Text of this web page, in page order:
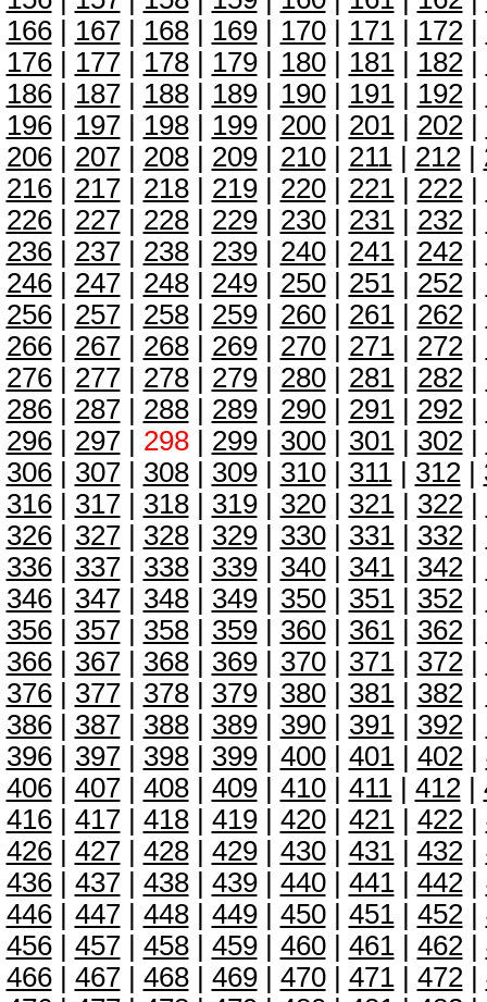
166| 167| 168| 169| 170| 171| 172|
176| 177| 178| 179| 180| 181| 182|
186| 187| 188| 189| 190| 191| 192|
196| 197| 198| 199| 200| 201| 202|
206| 207| 208| 209| 210| 211| 212|
216| 217| 218| 219| 220| 221| 222|
226| 227| 228| 229| 230| 231| 232|
236| 237| 238| 239| 240| 241| 242|
246| 247| 248| 249| 250| 251| 252|
256| 257| 258| 259| 260| 261| 262|
266| 267| 268| 269| 270| 271| 272|
276| 277| 278| 279| 280| 281| 282|
286| 287| 288| 289| 290| 291| 292|
296| 297| 298| 299| 300| 301| 302|
306| 307| 308| 309| 310| 311| 312|
316| 317| 318| 319| 320| 321| 322|
326| 327| 328| 329| 330| 331| 332|
336| 337| 338| 339| 340| 341| 342|
346| 347| 348| 349| 350| 351| 352|
356| 357| 358| 359| 360| 361| 362|
366| 367| 368| 369| 370| 371| 372|
376| 377| 378| 379| 380| 381| 382|
386| 387| 388| 389| 390| 391| 392|
396| 397| 398| 399| 400| 401| 402|
406| 407| 408| 409| 410| 411| 412|
416| 417| 418| 419| 420| 421| 422|
426| 427| 428| 429| 430| 431| 432|
436| 437| 438| 439| 440| 441| 442|
446| 447| 448| 449| 450| 451| 452|
456| 457| 458| 459| 460| 461| 462|
466| 467| 468| 469| 470| 471| 472|